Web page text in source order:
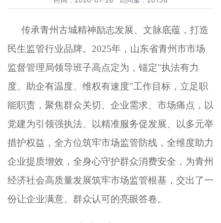
传承青州古城精神励志发展、文脉底蕴，打造
民生监管行业品牌。2025年，山东省青州市市场
监督管理局领导班子高点定为，锚定"执法有力
度、助企有温度、维权有速度"工作目标，立足职
能职责，聚焦群众关切、企业需求、市场痛点，以
党建为引领强执法、以精准服务促发展、以多元举
措护权益，全方位筑牢市场监管防线，全维度助力
企业提质增效，全身心守护群众消费安全，为青州
经济社会高质量发展筑牢市场监管根基，交出了一
份让企业满意、群众认可的亮眼答卷。